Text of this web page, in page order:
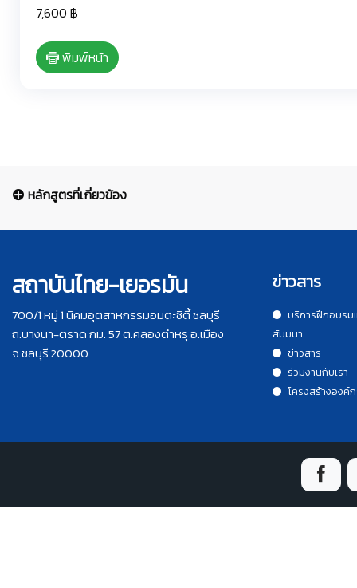
7,600 ฿
พิมพ์หน้า
หลักสูตรที่เกี่ยวข้อง
สถาบันไทย-เยอรมัน
700/1 หมู่ 1 นิคมอุตสาหกรรมอมตะซิตี้ ชลบุรี
ถ.บางนา-ตราด กม. 57 ต.คลองตำหรุ อ.เมือง
จ.ชลบุรี 20000
ข่าวสาร
บริการฝึกอบรม
สัมมนา
ข่าวสาร
ร่วมงานกับเรา
โครงสร้างองค์